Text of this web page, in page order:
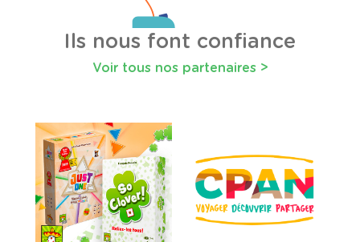
Ils nous font confiance
Voir tous nos partenaires >